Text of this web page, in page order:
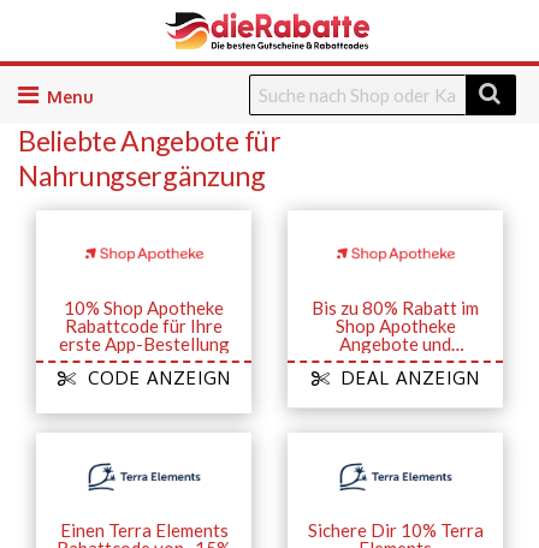
Skip
content
Beliebte Angebote für
Nahrungsergänzung
10% Shop Apotheke
Rabattcode für Ihre
erste App-Bestellung
CODE ANZEIGN
Bis zu 80% Rabatt im
Shop Apotheke
Angebote und
Aktionen
DEAL ANZEIGN
Einen Terra Elements
Sichere Dir 10% Terra